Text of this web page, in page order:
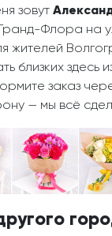
зовут
Флора на
жителей
близких здесь
заказ
— мы всё